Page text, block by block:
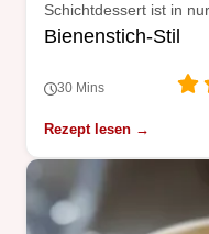
Schichtdessert ist in
durch seine fluffige
Bienenstich-Stil
30 Mins
Rezept lesen →